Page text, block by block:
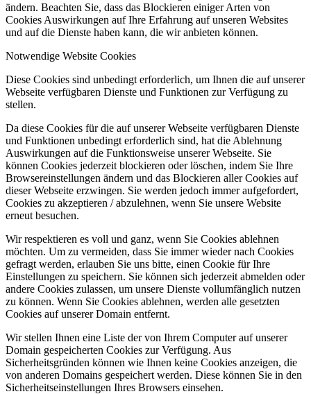
ändern. Beachten Sie, dass das Blockieren einiger Arten von
Cookies Auswirkungen auf Ihre Erfahrung auf unseren Websites
und auf die Dienste haben kann, die wir anbieten können.
Notwendige Website Cookies
Diese Cookies sind unbedingt erforderlich, um Ihnen die auf unserer
Webseite verfügbaren Dienste und Funktionen zur Verfügung zu
stellen.
Da diese Cookies für die auf unserer Webseite verfügbaren Dienste
und Funktionen unbedingt erforderlich sind, hat die Ablehnung
Auswirkungen auf die Funktionsweise unserer Webseite. Sie
können Cookies jederzeit blockieren oder löschen, indem Sie Ihre
Browsereinstellungen ändern und das Blockieren aller Cookies auf
dieser Webseite erzwingen. Sie werden jedoch immer aufgefordert,
Cookies zu akzeptieren / abzulehnen, wenn Sie unsere Website
erneut besuchen.
Wir respektieren es voll und ganz, wenn Sie Cookies ablehnen
möchten. Um zu vermeiden, dass Sie immer wieder nach Cookies
gefragt werden, erlauben Sie uns bitte, einen Cookie für Ihre
Einstellungen zu speichern. Sie können sich jederzeit abmelden oder
andere Cookies zulassen, um unsere Dienste vollumfänglich nutzen
zu können. Wenn Sie Cookies ablehnen, werden alle gesetzten
Cookies auf unserer Domain entfernt.
Wir stellen Ihnen eine Liste der von Ihrem Computer auf unserer
Domain gespeicherten Cookies zur Verfügung. Aus
Sicherheitsgründen können wie Ihnen keine Cookies anzeigen, die
von anderen Domains gespeichert werden. Diese können Sie in den
Sicherheitseinstellungen Ihres Browsers einsehen.